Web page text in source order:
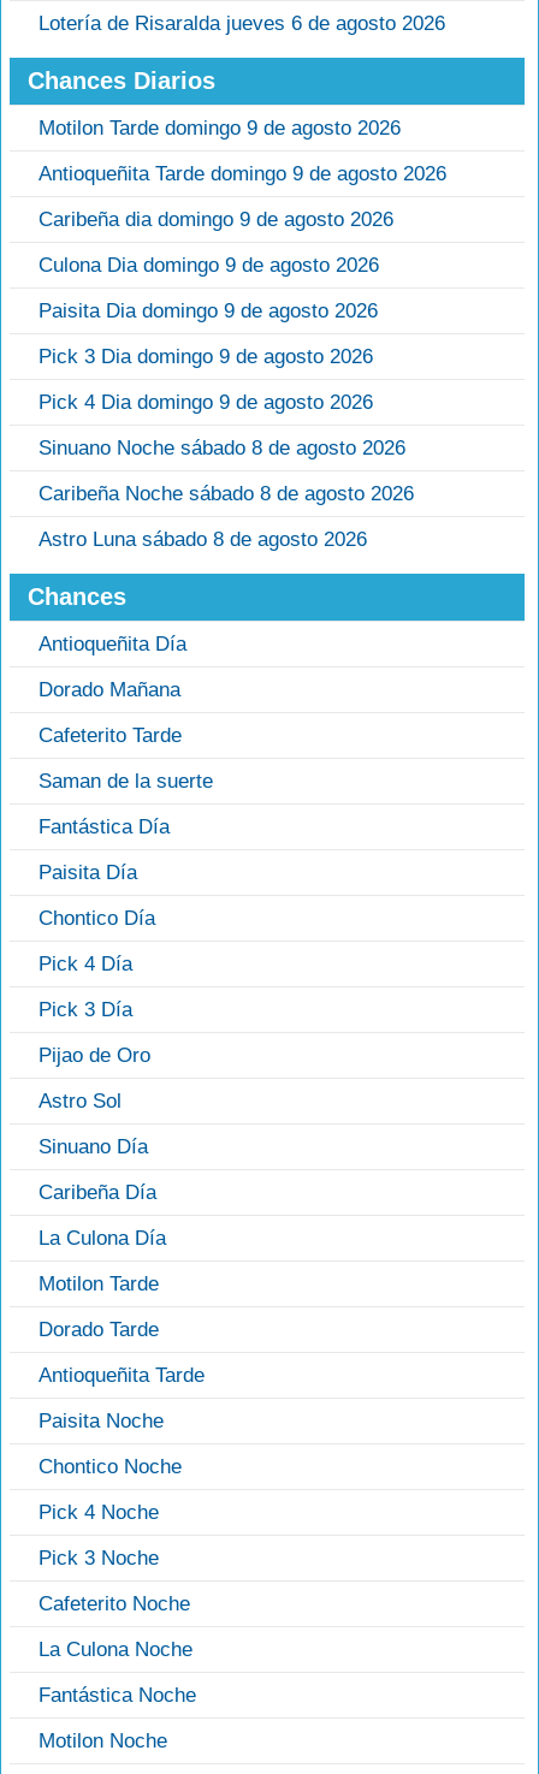
Lotería de Risaralda jueves 6 de agosto 2026
Chances Diarios
Motilon Tarde domingo 9 de agosto 2026
Antioqueñita Tarde domingo 9 de agosto 2026
Caribeña dia domingo 9 de agosto 2026
Culona Dia domingo 9 de agosto 2026
Paisita Dia domingo 9 de agosto 2026
Pick 3 Dia domingo 9 de agosto 2026
Pick 4 Dia domingo 9 de agosto 2026
Sinuano Noche sábado 8 de agosto 2026
Caribeña Noche sábado 8 de agosto 2026
Astro Luna sábado 8 de agosto 2026
Chances
Antioqueñita Día
Dorado Mañana
Cafeterito Tarde
Saman de la suerte
Fantástica Día
Paisita Día
Chontico Día
Pick 4 Día
Pick 3 Día
Pijao de Oro
Astro Sol
Sinuano Día
Caribeña Día
La Culona Día
Motilon Tarde
Dorado Tarde
Antioqueñita Tarde
Paisita Noche
Chontico Noche
Pick 4 Noche
Pick 3 Noche
Cafeterito Noche
La Culona Noche
Fantástica Noche
Motilon Noche